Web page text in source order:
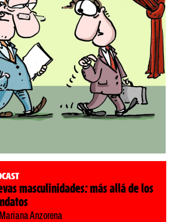
masculinidades: más allá de los
Anzorena